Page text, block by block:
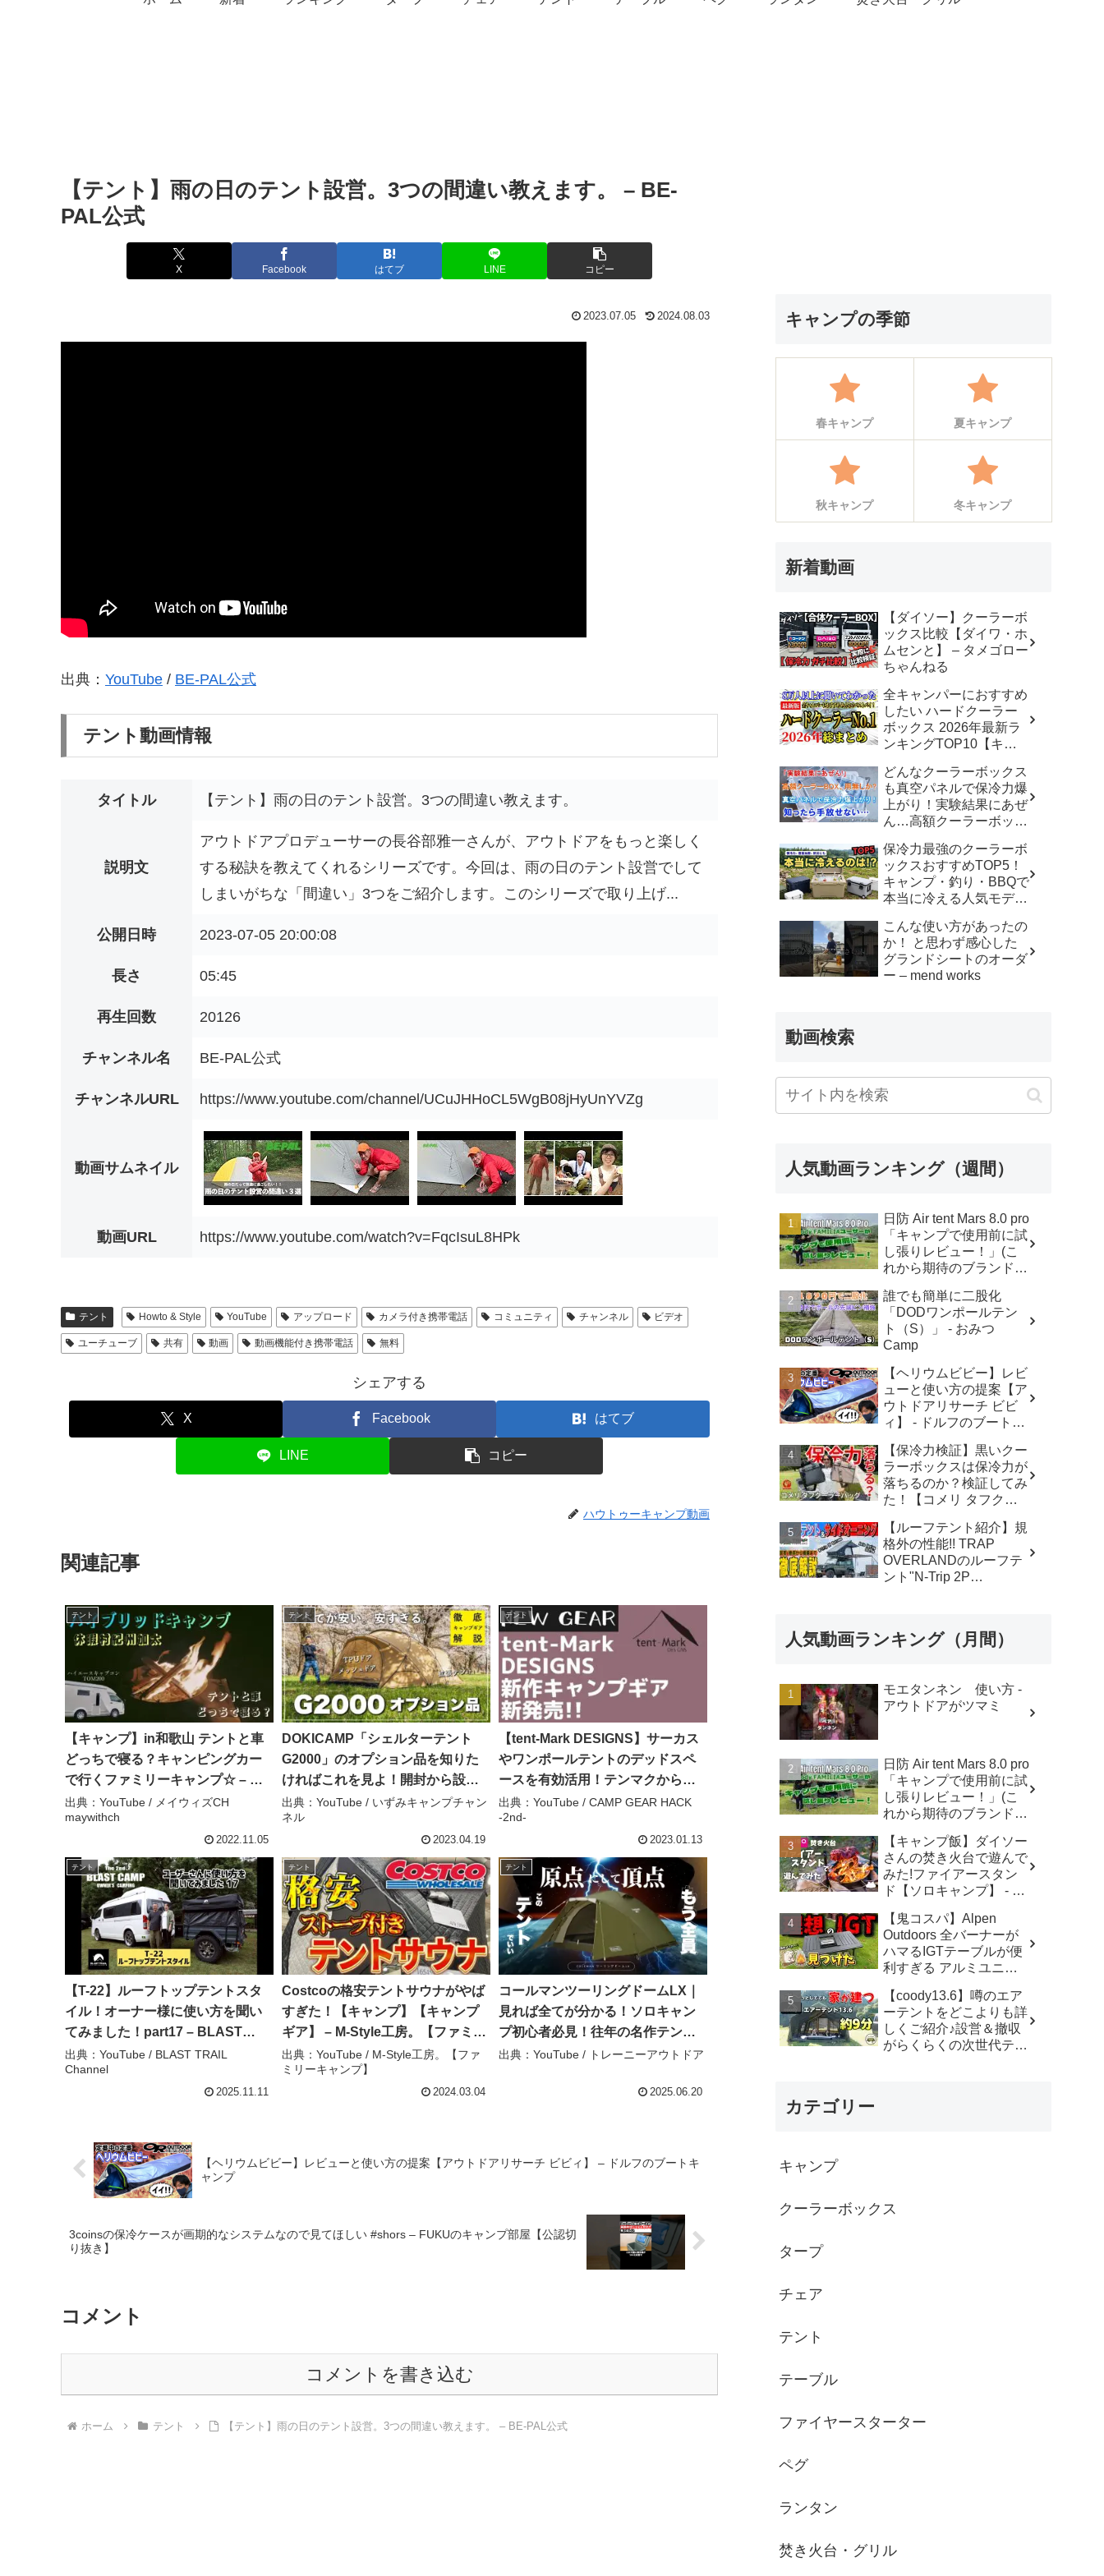
【テント】雨の日のテント設営。3つの間違い教えます。 – BE-
PAL公式
X Facebook はてブ LINE コピー
2023.07.05 2024.08.03
出典： YouTube / BE-PAL公式
テント動画情報
タイトル 【テント】雨の日のテント設営。3つの間違い教えます。
説明文
アウトドアプロデューサーの長谷部雅一さんが、アウトドアをもっと楽しく
する秘訣を教えてくれるシリーズです。今回は、雨の日のテント設営でして
しまいがちな「間違い」3つをご紹介します。このシリーズで取り上げ...
公開日時 2023-07-05 20:00:08
長さ 05:45
再生回数 20126
チャンネル名 BE-PAL公式
チャンネルURL https://www.youtube.com/channel/UCuJHHoCL5WgB08jHyUnYVZg
動画サムネイル
動画URL https://www.youtube.com/watch?v=FqcIsuL8HPk
テント Howto & Style YouTube アップロード カメラ付き携帯電話 コミュニティ チャンネル ビデオ
ユーチューブ 共有 動画 動画機能付き携帯電話 無料
シェアする
X Facebook はてブ
LINE コピー
ハウトゥーキャンプ動画
関連記事
テント
【キャンプ】in和歌山 テントと車
どっちで寝る？キャンピングカー
で行くファミリーキャンプ☆ – メ
イウィズCH maywithch
出典：YouTube / メイウィズCH
maywithch
2022.11.05
テント
DOKICAMP「シェルターテント
G2000」のオプション品を知りた
ければこれを見よ！開封から設営
まで徹底レビュー！ – いずみキャ
ンプチャンネル
出典：YouTube / いずみキャンプチャン
ネル
2023.04.19
テント
【tent-Mark DESIGNS】サーカス
やワンポールテントのデッドスペ
ースを有効活用！テンマクから
『サーカスラック』が新登場！
【キャンプギア】テンマク –
CAMP GEAR HACK -2nd-
出典：YouTube / CAMP GEAR HACK
-2nd-
2023.01.13
テント
【T-22】ルーフトップテントスタ
イル！オーナー様に使い方を聞い
てみました！part17 – BLAST
TRAIL Channel
出典：YouTube / BLAST TRAIL
Channel
2025.11.11
テント
Costcoの格安テントサウナがやば
すぎた！【キャンプ】【キャンプ
ギア】 – M-Style工房。【ファミリ
ーキャンプ】
出典：YouTube / M-Style工房。【ファ
ミリーキャンプ】
2024.03.04
テント
コールマンツーリングドームLX｜
見れば全てが分かる！ソロキャン
プ初心者必見！往年の名作テント
を徹底解説！ – トレーニーアウト
出典：YouTube / トレーニーアウトドア
2025.06.20
【ヘリウムビビー】レビューと使い方の提案【アウトドアリサーチ ビビィ】 – ドルフのブートキ
ャンプ
3coinsの保冷ケースが画期的なシステムなので見てほしい #shors – FUKUのキャンプ部屋【公認切
り抜き】
コメント
コメントを書き込む
ホーム テント 【テント】雨の日のテント設営。3つの間違い教えます。 – BE-PAL公式
キャンプの季節
春キャンプ 夏キャンプ
秋キャンプ 冬キャンプ
新着動画
【ダイソー】クーラーボ
ックス比較【ダイワ・ホ
ムセンと】 – タメゴロー
ちゃんねる
全キャンパーにおすすめ
したい ハードクーラー
ボックス 2026年最新ラ
ンキングTOP10【キャ
アウトドア】 – ヤミツキ
ソロキャンプ
どんなクーラーボックス
も真空パネルで保冷力爆
上がり！実験結果にあぜ
ん…高額クーラーボック
こだわりチャンネル
保冷力最強のクーラーボ
ックスおすすめTOP5！
キャンプ・釣り・BBQで
本当に冷える人気モデル
本日のおすすめTOP
こんな使い方があったの
か！ と思わず感心した
グランドシートのオーダ
ー – mend works
動画検索
人気動画ランキング（週間）
日防 Air tent Mars 8.0 pro
「キャンプで使用前に試
し張りレビュー！」(こ
れから期待のブランド・
ド・元coodyユーザー) -
YOSHIHIRO
OUTDOORS-AIR TENT
CAMPER
誰でも簡単に二股化
「DODワンポールテン
ト（S）」 - おみつ
Camp
【ヘリウムビビー】レビ
ューと使い方の提案【ア
ウトドアリサーチ ビビ
ィ】 - ドルフのブートキ
【保冷力検証】黒いクー
ラーボックスは保冷力が
落ちるのか？検証してみ
た！【コメリ タフクー
保冷力が違う？ - あきと
ぶキャンプ
【ルーフテント紹介】規
格外の性能!! TRAP
OVERLANDのルーフテ
ント"N-Trip 2P
ーフテントのレンタル・
人気動画ランキング（月間）
モエタンネン 使い方 -
アウトドアがツマミ
日防 Air tent Mars 8.0 pro
「キャンプで使用前に試
し張りレビュー！」(こ
れから期待のブランド・
ド・元coodyユーザー) -
YOSHIHIRO
OUTDOORS-AIR TENT
CAMPER
【キャンプ飯】ダイソー
さんの焚き火台で遊んで
みた!ファイアースタン
ド【ソロキャンプ】 - も
【鬼コスパ】Alpen
Outdoors 全バーナーが
ハマるIGTテーブルが便
利すぎる アルミユニッ
ャンプ道具 アウトドア
初心者 家族 ファミリー
選び方 使い方》 - ｺﾝﾊﾟｸﾄ
ｷﾞｱ紹介★バイク野営部
【coody13.6】噂のエア
ーテントをどこよりも詳
しくご紹介♪設営＆撤収
がらくらくの次世代テン
カテゴリー
キャンプ
クーラーボックス
タープ
チェア
テント
テーブル
ファイヤースターター
ペグ
ランタン
焚き火台・グリル